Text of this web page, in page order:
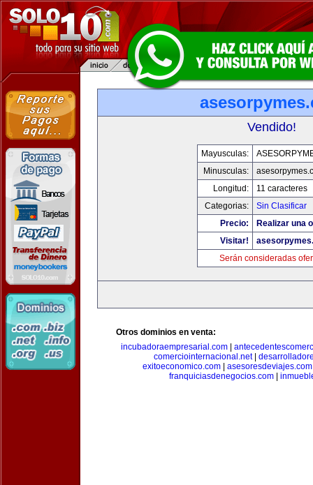
Vendido!
Mayusculas:
Minusculas:
Longitud:
11 caracteres
Categorias:
Sin Clasificar
Precio:
Realizar una
Visitar!
Serán consideradas
Otros dominios en venta:
incubadoraempresarial.com
comerciointernacional.net|
exitoeconomico.com| asesoresdeviajes.com
franquiciasdenegocios.com|